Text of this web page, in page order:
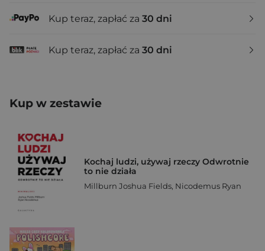
Kup teraz, zapłać za 30 dni
Kup teraz, zapłać za 30 dni
Kup w zestawie
Kochaj ludzi, używaj rzeczy Odwrotnie
to nie działa
Millburn Joshua Fields, Nicodemus Ryan